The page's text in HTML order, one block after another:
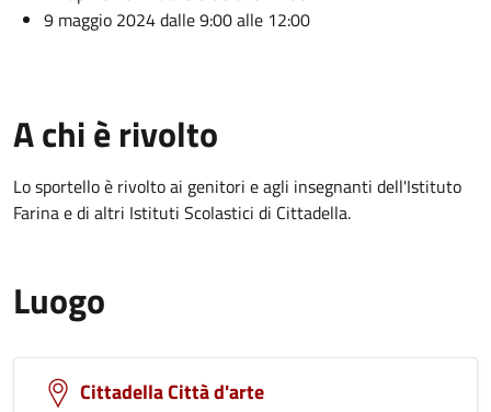
9 maggio 2024 dalle 9:00 alle 12:00
A chi è rivolto
Lo sportello è rivolto ai genitori e agli insegnanti dell'Istituto
Farina e di altri Istituti Scolastici di Cittadella.
Luogo
Cittadella Città d'arte